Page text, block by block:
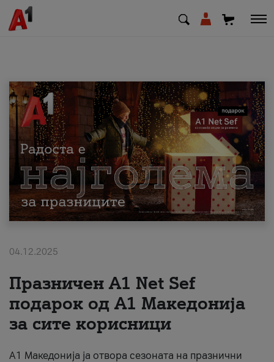
МК EN SQ
Приватни Деловни
Поддршка
Надополни кредит
За нас
#ПодобарОнлајн
04.12.2025
Празничен A1 Net Sеf
подарок од А1 Македонија
за сите корисници
А1 Македонија ја отвора сезоната на празнични